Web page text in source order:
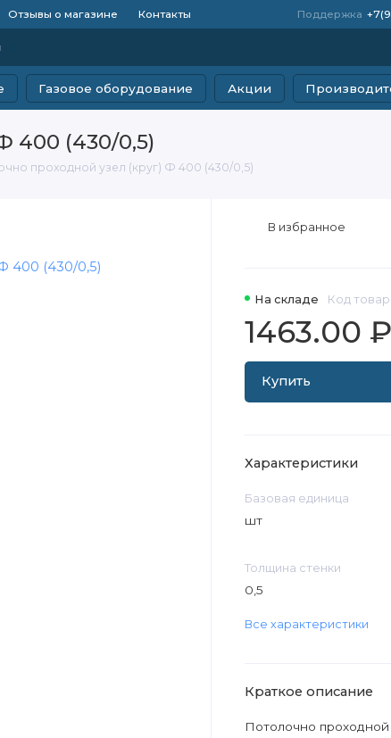
Отзывы о магазине Контакты Поддержка
Газовое оборудование Акции
400 (430/0,5)
проходной узел (круг) Ф 400 (430/0,5)
На складе Код
1463.00 ₽
Купить
В избранное
Характеристики
Базовая единица
шт
Толщина стенки
0,5
Все характеристики
Краткое описание
Потолочно проходной